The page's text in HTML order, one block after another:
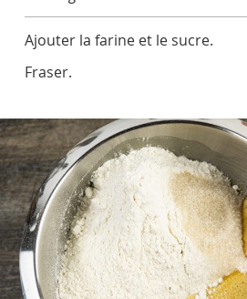
Ajouter la farine et le sucre.
Fraser.